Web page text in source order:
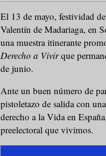
El 13 de mayo, festividad
Valentín de Madariaga, en
una muestra itinerante
Derecho a Vivirque
de junio.
Ante un buen número de
pistoletazo de salida con
derecho a la Vida en
preelectoral que vivimos.